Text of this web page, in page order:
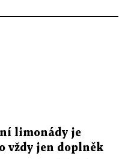
limonády je
vždy jen doplněk